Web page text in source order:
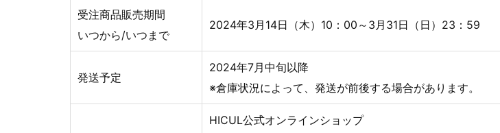
受注商品販売期間
いつから/いつまで
2024年3月14日（木）10：00～3月31日（日）23：59
発送予定
2024年7月中旬以降
※倉庫状況によって、発送が前後する場合があります。
HICUL公式オンラインショップ